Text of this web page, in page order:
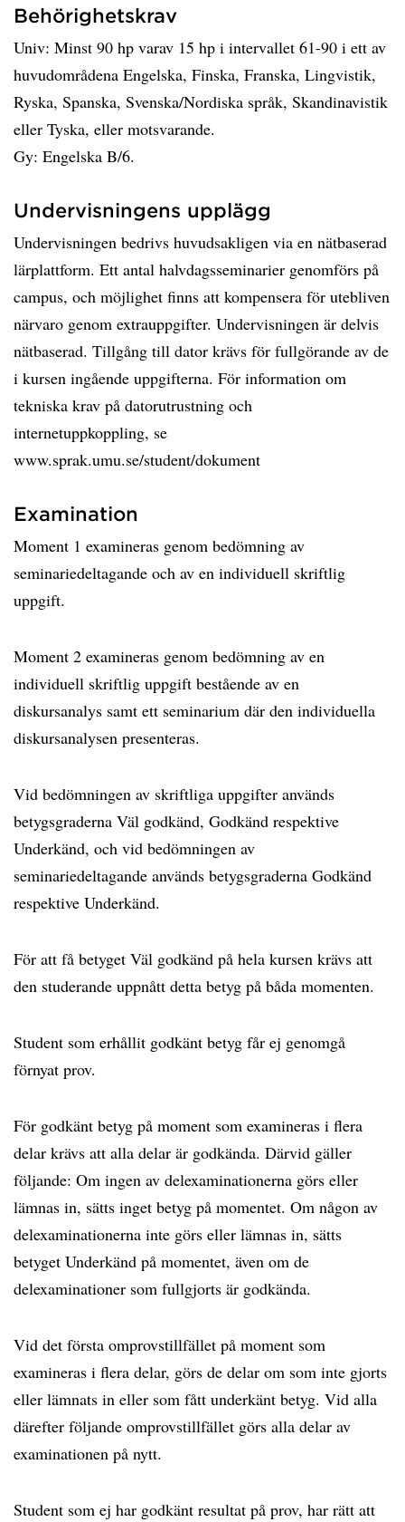
Behörighetskrav
Univ: Minst 90 hp varav 15 hp i intervallet 61-90 i ett av
huvudområdena Engelska, Finska, Franska, Lingvistik,
Ryska, Spanska, Svenska/Nordiska språk, Skandinavistik
eller Tyska, eller motsvarande.
Gy: Engelska B/6.
Undervisningens upplägg
Undervisningen bedrivs huvudsakligen via en nätbaserad
lärplattform. Ett antal halvdagsseminarier genomförs på
campus, och möjlighet finns att kompensera för utebliven
närvaro genom extrauppgifter. Undervisningen är delvis
nätbaserad. Tillgång till dator krävs för fullgörande av de
i kursen ingående uppgifterna. För information om
tekniska krav på datorutrustning och
internetuppkoppling, se
www.sprak.umu.se/student/dokument
Examination
Moment 1 examineras genom bedömning av
seminariedeltagande och av en individuell skriftlig
uppgift.
Moment 2 examineras genom bedömning av en
individuell skriftlig uppgift bestående av en
diskursanalys samt ett seminarium där den individuella
diskursanalysen presenteras.
Vid bedömningen av skriftliga uppgifter används
betygsgraderna Väl godkänd, Godkänd respektive
Underkänd, och vid bedömningen av
seminariedeltagande används betygsgraderna Godkänd
respektive Underkänd.
För att få betyget Väl godkänd på hela kursen krävs att
den studerande uppnått detta betyg på båda momenten.
Student som erhållit godkänt betyg får ej genomgå
förnyat prov.
För godkänt betyg på moment som examineras i flera
delar krävs att alla delar är godkända. Därvid gäller
följande: Om ingen av delexaminationerna görs eller
lämnas in, sätts inget betyg på momentet. Om någon av
delexaminationerna inte görs eller lämnas in, sätts
betyget Underkänd på momentet, även om de
delexaminationer som fullgjorts är godkända.
Vid det första omprovstillfället på moment som
examineras i flera delar, görs de delar om som inte gjorts
eller lämnats in eller som fått underkänt betyg. Vid alla
därefter följande omprovstillfället görs alla delar av
examinationen på nytt.
Student som ej har godkänt resultat på prov, har rätt att